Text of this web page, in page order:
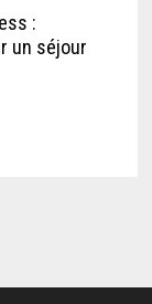
:
un séjour